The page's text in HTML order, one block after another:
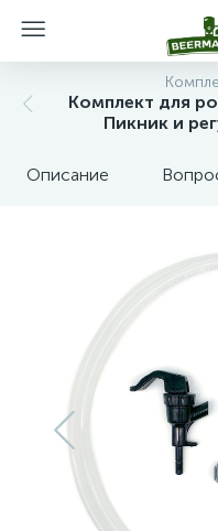
Комплект для
Пикник и
Описание